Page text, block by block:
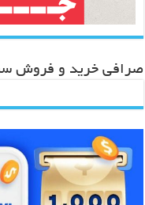
صرافی خرید و فروش